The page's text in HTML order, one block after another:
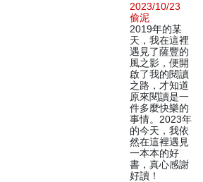
2023/10/23
偷泥
2019年的某
天，我在這裡
遇見了薩豐的
風之影，便開
啟了我的閱讀
之路，才知道
原來閱讀是一
件多麼快樂的
事情。2023年
的今天，我依
然在這裡遇見
一本本的好
書，真心感謝
好讀！